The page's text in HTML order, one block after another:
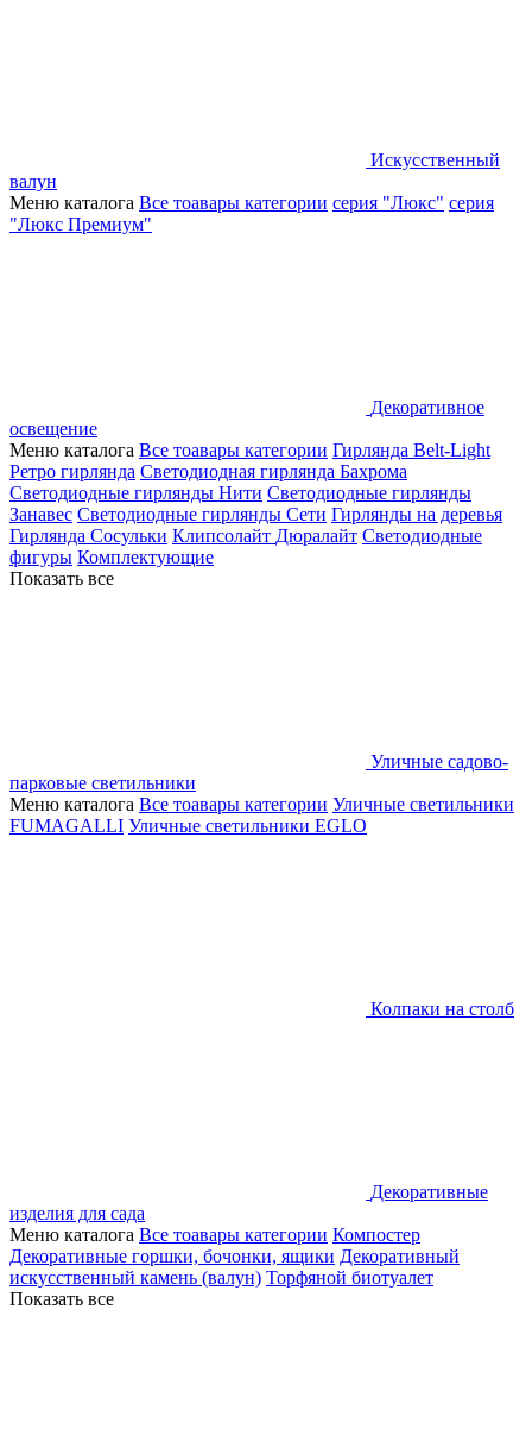
Искусственный
валун
Меню каталога Все тоавары категории серия "Люкс" серия
"Люкс Премиум"
Декоративное
освещение
Меню каталога Все тоавары категории Гирлянда Belt-Light
Ретро гирлянда Светодиодная гирлянда Бахрома
Светодиодные гирлянды Нити Светодиодные гирлянды
Занавес Светодиодные гирлянды Сети Гирлянды на деревья
Гирлянда Сосульки Клипсолайт Дюралайт Светодиодные
фигуры Комплектующие
Показать все
Уличные садово-
парковые светильники
Меню каталога Все тоавары категории Уличные светильники
FUMAGALLI Уличные светильники EGLO
Колпаки на столб
Декоративные
изделия для сада
Меню каталога Все тоавары категории Компостер
Декоративные горшки, бочонки, ящики Декоративный
искусственный камень (валун) Торфяной биотуалет
Показать все